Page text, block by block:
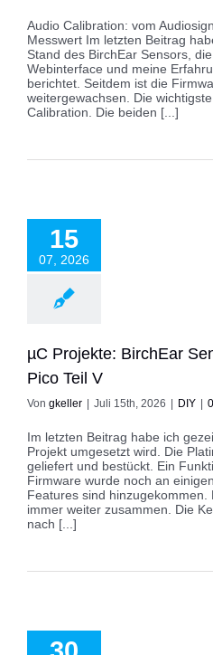
Audio Calibration: vom
Messwert Im letzten Beitrag
Stand des BirchEar Sensors,
Webinterface und meine
berichtet. Seitdem ist die
weitergewachsen. Die
Calibration. Die beiden [...]
15
07, 2026
Raspberry Pico
µC Projekte: BirchEar
Pico Teil V
Von gkeller Juli 15th, 2026 DIY
Im letzten Beitrag habe ich
Projekt umgesetzt wird. Die
geliefert und bestückt. Ein
Firmware wurde noch an
Features sind
immer weiter zusammen. Die
nach [...]
Raspberry Pico